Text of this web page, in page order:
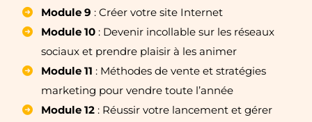
Module 9 : Créer votre site Internet
Module 10: Devenir incollable sur les réseaux
sociaux et prendre plaisir à les animer
Module 11 : Méthodes de vente et stratégies
marketing pour vendre toute l’année
Module 12: Réussir votre lancement et gérer